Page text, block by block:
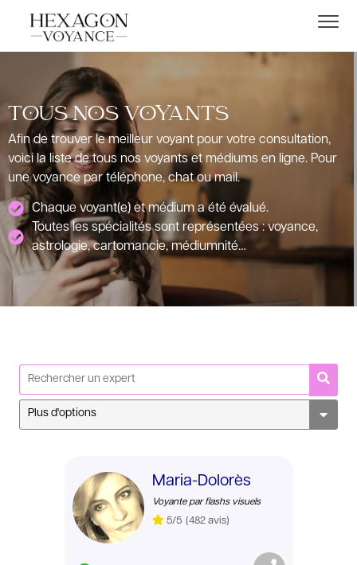
TOUS NOS VOYANTS
Afin de trouver le meilleur voyant pour votre consultation,
voici la liste de tous nos voyants et médiums en ligne. Pour
une voyance par téléphone, chat ou mail.
Chaque voyant(e) et médium a été évalué.
Toutes les spécialités sont représentées : voyance,
astrologie, cartomancie, médiumnité…
Plus d'options
Maria-Dolorès
Voyante par flashs visuels
5/5 (482 avis)